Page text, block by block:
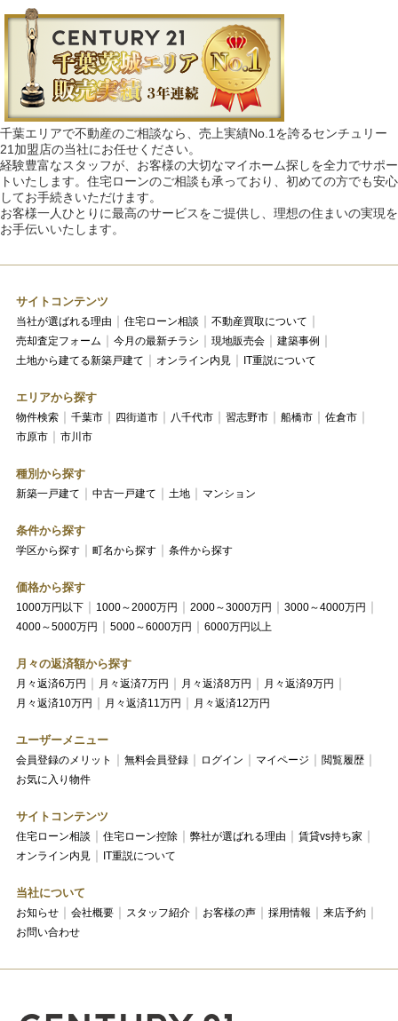
千葉エリアで不動産のご相談なら、売上実績No.1を誇るセンチュリー
21加盟店の当社にお任せください。
経験豊富なスタッフが、お客様の大切なマイホーム探しを全力でサポー
トいたします。住宅ローンのご相談も承っており、初めての方でも安心
してお手続きいただけます。
お客様一人ひとりに最高のサービスをご提供し、理想の住まいの実現を
お手伝いいたします。
サイトコンテンツ
当社が選ばれる理由 住宅ローン相談
不動産買取について
売却査定フォーム
今月の最新チラシ 現地販売会
建築事例
土地から建てる新築戸建て
オンライン内見 IT重説について
エリアから探す
物件検索 千葉市 四街道市 八千代市 習志野市 船橋市
佐倉市
市原市
市川市
種別から探す
新築一戸建て 中古一戸建て 土地 マンション
条件から探す
学区から探す 町名から探す 条件から探す
価格から探す
1000万円以下 1000～2000万円 2000～3000万円
3000～4000万円
4000～5000万円
5000～6000万円 6000万円以上
月々の返済額から探す
月々返済6万円 月々返済7万円 月々返済8万円
月々返済9万円
月々返済10万円
月々返済11万円 月々返済12万円
ユーザーメニュー
会員登録のメリット 無料会員登録 ログイン マイページ
閲覧履歴
お気に入り物件
サイトコンテンツ
住宅ローン相談 住宅ローン控除 弊社が選ばれる理由
賃貸vs持ち家
オンライン内見
IT重説について
当社について
お知らせ 会社概要 スタッフ紹介 お客様の声 採用情報
来店予約
お問い合わせ